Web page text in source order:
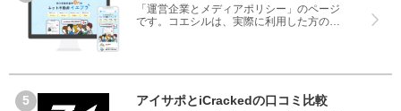
「運営企業とメディアポリシー」のページ
です。コエシルは、実際に利用した方の口
なく、悪い口コミもしっかり掲載している
さい。
アイサポとiCrackedの口コミ比較